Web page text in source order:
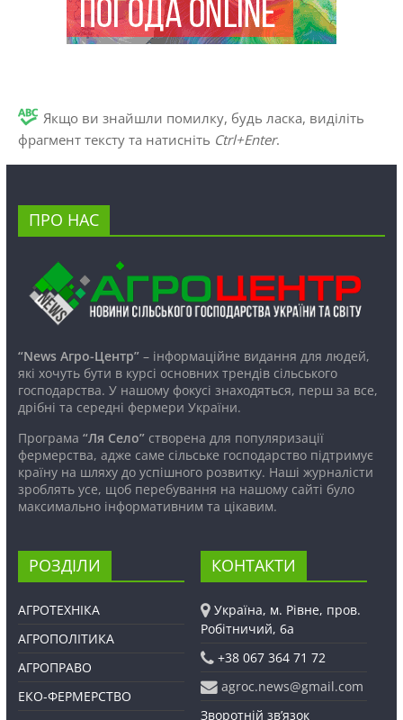
Якщо ви знайшли помилку, будь ласка, виділіть
фрагмент тексту та натисніть Ctrl+Enter.
ПРО НАС
“News Агро-Центр”– інформаційне видання для людей,
які хочуть бути в курсі основних трендів сільського
господарства. У нашому фокусі знаходяться, перш за все,
дрібні та середні фермери України.
Програма “Ля Село”створена для популяризації
фермерства, адже саме сільське господарство підтримує
країну на шляху до успішного розвитку. Наші журналісти
зроблять усе, щоб перебування на нашому сайті було
максимально інформативним та цікавим.
РОЗДІЛИ
АГРОТЕХНІКА
АГРОПОЛІТИКА
АГРОПРАВО
ЕКО-ФЕРМЕРСТВО
КОНТАКТИ
Україна, м. Рівне, пров.
Робітничий, 6а
+38 067 364 71 72
agroc.news@gmail.com
Зворотній зв’язок